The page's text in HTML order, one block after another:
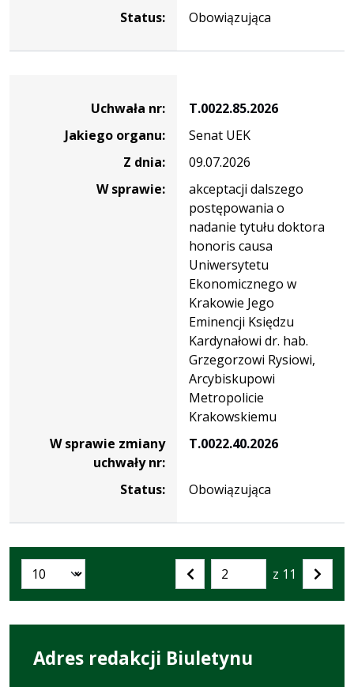
Status:
Obowiązująca
T.0022.85.2026
Uchwała nr:
T.0022.85.2026
Jakiego organu:
Senat UEK
Z dnia:
09.07.2026
W sprawie:
akceptacji dalszego
postępowania o
nadanie tytułu doktora
honoris causa
Uniwersytetu
Ekonomicznego w
Krakowie Jego
Eminencji Księdzu
Kardynałowi dr. hab.
Grzegorzowi Rysiowi,
Arcybiskupowi
Metropolicie
Krakowskiemu
W sprawie zmiany
uchwały nr:
T.0022.40.2026
Status: Obowiązująca
Liczba artykułów na stronie:
Poprzednia
Przejdź
do
z 11
Adres redakcji Biuletynu